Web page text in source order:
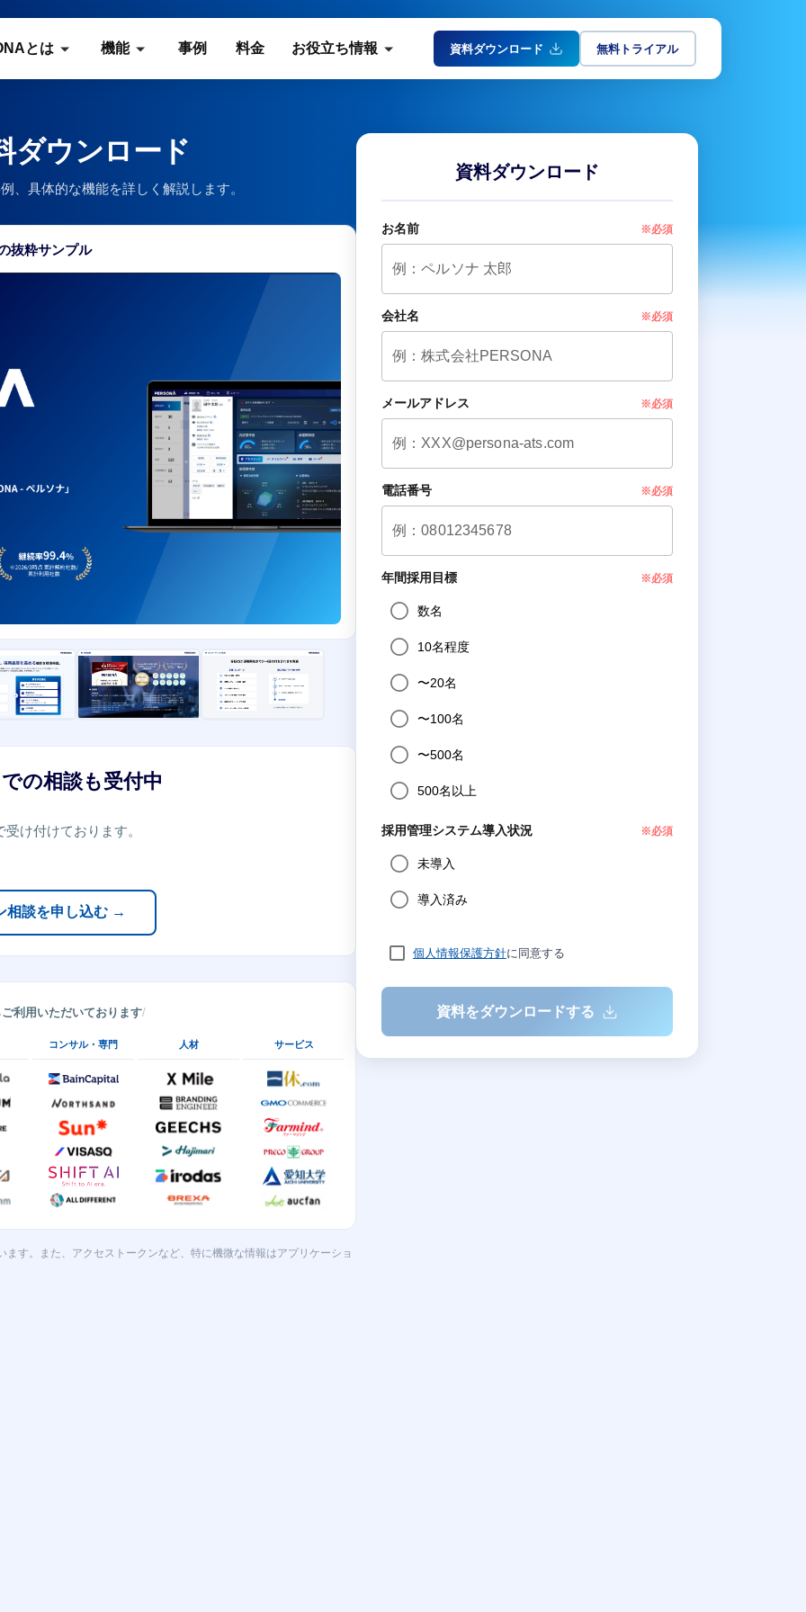
とは 機能 事例 料金 お役立ち情報 資料ダウンロード 無料トライアル
ダウンロード
、具体的な機能を詳しく解説します。
抜粋サンプル
の相談も受付中
け付けております。
相談を申し込む →
利用いただいております
コンサル・専門 人材 サービス
す。また、アクセストークンなど、特に機微な情報はアプリケーショ
資料ダウンロード
お名前 ※必須
会社名 ※必須
メールアドレス ※必須
電話番号 ※必須
年間採用目標 ※必須
数名
10名程度
〜20名
〜100名
〜500名
500名以上
採用管理システム導入状況 ※必須
未導入
導入済み
個人情報保護方針に同意する
資料をダウンロードする